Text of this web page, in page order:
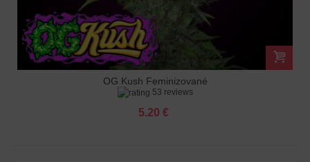
OG Kush Feminizované
53 reviews
5.20 €